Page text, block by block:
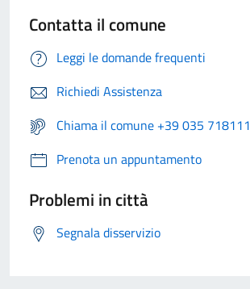
Contatta il comune
Leggi le domande frequenti
Richiedi Assistenza
Chiama il comune +39 035 718111
Prenota un appuntamento
Problemi in città
Segnala disservizio